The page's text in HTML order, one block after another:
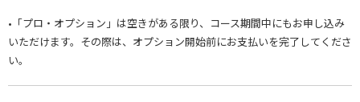
•「プロ・オプション」は空きがある限り、コース期間中にもお申し込み
いただけます。その際は、オプション開始前にお支払いを完了してくださ
い。